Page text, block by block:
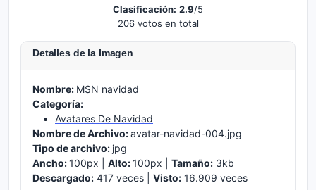
Clasificación: 2.9/5
206 votos en total
Detalles de la Imagen
Nombre: MSN navidad
Categoría:
Avatares De Navidad
Nombre de Archivo:avatar-navidad-004.jpg
Tipo de archivo: jpg
Ancho:100px | Alto:100px | Tamaño: 3kb
Descargado: 417 veces | Visto: 16.909 veces